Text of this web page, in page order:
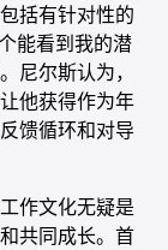
括有针对性的
能看到我的潜
尼尔斯认为，
他获得作为年
馈循环和对导
作文化无疑是
共同成长。首